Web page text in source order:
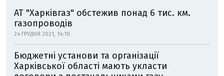
АТ "Харківгаз" обстежив понад 6 тис. км.
газопроводів
24 ГРУДНЯ 2021, 14:10
Бюджетні установи та організації
Харківської області мають укласти